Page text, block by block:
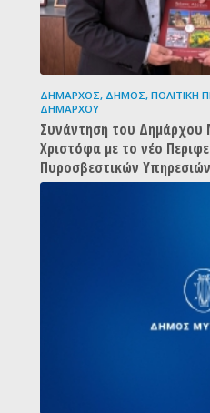
ΔΉΜΑΡΧΟΣ, ΔΉΜΟΣ, ΠΟΛΙΤΙΚΉ
ΔΗΜΆΡΧΟΥ
Συνάντηση του Δημάρχου
Χριστόφα με το νέο
Πυροσβεστικών